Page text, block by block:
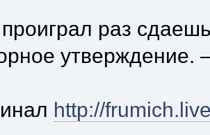
раз
утверждение.
http://